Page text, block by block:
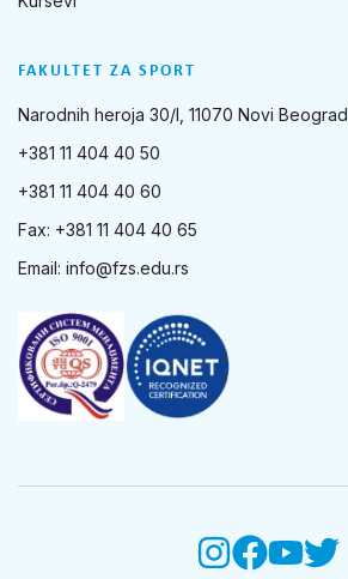
FAKULTET ZA SPORT
Narodnih heroja 30/I, 11070 Novi Beograd
+381 11 404 40 50
+381 11 404 40 60
Fax: +381 11 404 40 65
Email: info@fzs.edu.rs